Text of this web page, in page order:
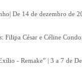
De 14 de dezembro de
: Filipa César e Céline
- Remake” | 3 a 7 de